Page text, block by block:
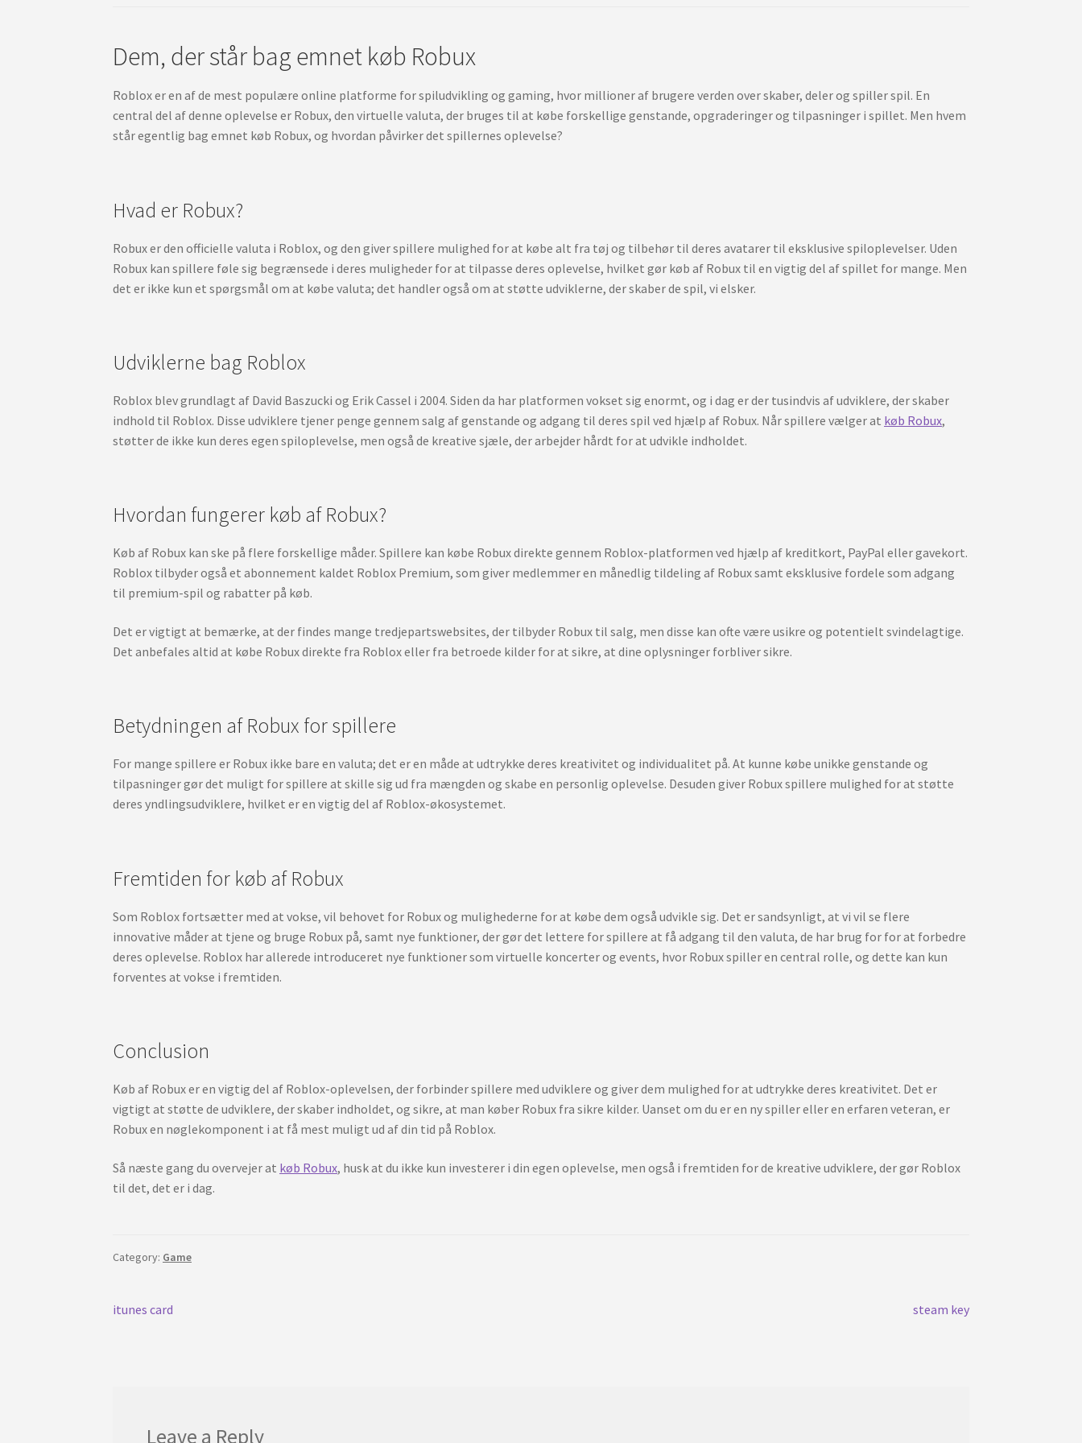
Dem, der står bag emnet køb Robux
Roblox er en af de mest populære online platforme for spiludvikling og gaming, hvor millioner af brugere verden over skaber, deler og spiller spil. En
central del af denne oplevelse er Robux, den virtuelle valuta, der bruges til at købe forskellige genstande, opgraderinger og tilpasninger i spillet. Men hvem
står egentlig bag emnet køb Robux, og hvordan påvirker det spillernes oplevelse?
Hvad er Robux?
Robux er den officielle valuta i Roblox, og den giver spillere mulighed for at købe alt fra tøj og tilbehør til deres avatarer til eksklusive spiloplevelser. Uden
Robux kan spillere føle sig begrænsede i deres muligheder for at tilpasse deres oplevelse, hvilket gør køb af Robux til en vigtig del af spillet for mange. Men
det er ikke kun et spørgsmål om at købe valuta; det handler også om at støtte udviklerne, der skaber de spil, vi elsker.
Udviklerne bag Roblox
Roblox blev grundlagt af David Baszucki og Erik Cassel i 2004. Siden da har platformen vokset sig enormt, og i dag er der tusindvis af udviklere, der skaber
indhold til Roblox. Disse udviklere tjener penge gennem salg af genstande og adgang til deres spil ved hjælp af Robux. Når spillere vælger at køb Robux,
støtter de ikke kun deres egen spiloplevelse, men også de kreative sjæle, der arbejder hårdt for at udvikle indholdet.
Hvordan fungerer køb af Robux?
Køb af Robux kan ske på flere forskellige måder. Spillere kan købe Robux direkte gennem Roblox-platformen ved hjælp af kreditkort, PayPal eller gavekort.
Roblox tilbyder også et abonnement kaldet Roblox Premium, som giver medlemmer en månedlig tildeling af Robux samt eksklusive fordele som adgang
til premium-spil og rabatter på køb.
Det er vigtigt at bemærke, at der findes mange tredjepartswebsites, der tilbyder Robux til salg, men disse kan ofte være usikre og potentielt svindelagtige.
Det anbefales altid at købe Robux direkte fra Roblox eller fra betroede kilder for at sikre, at dine oplysninger forbliver sikre.
Betydningen af Robux for spillere
For mange spillere er Robux ikke bare en valuta; det er en måde at udtrykke deres kreativitet og individualitet på. At kunne købe unikke genstande og
tilpasninger gør det muligt for spillere at skille sig ud fra mængden og skabe en personlig oplevelse. Desuden giver Robux spillere mulighed for at støtte
deres yndlingsudviklere, hvilket er en vigtig del af Roblox-økosystemet.
Fremtiden for køb af Robux
Som Roblox fortsætter med at vokse, vil behovet for Robux og mulighederne for at købe dem også udvikle sig. Det er sandsynligt, at vi vil se flere
innovative måder at tjene og bruge Robux på, samt nye funktioner, der gør det lettere for spillere at få adgang til den valuta, de har brug for for at forbedre
deres oplevelse. Roblox har allerede introduceret nye funktioner som virtuelle koncerter og events, hvor Robux spiller en central rolle, og dette kan kun
forventes at vokse i fremtiden.
Conclusion
Køb af Robux er en vigtig del af Roblox-oplevelsen, der forbinder spillere med udviklere og giver dem mulighed for at udtrykke deres kreativitet. Det er
vigtigt at støtte de udviklere, der skaber indholdet, og sikre, at man køber Robux fra sikre kilder. Uanset om du er en ny spiller eller en erfaren veteran, er
Robux en nøglekomponent i at få mest muligt ud af din tid på Roblox.
Så næste gang du overvejer at køb Robux, husk at du ikke kun investerer i din egen oplevelse, men også i fremtiden for de kreative udviklere, der gør Roblox
til det, det er i dag.
Category: Game
Post
Previous
itunes card
Next
steam key
Leave a Reply